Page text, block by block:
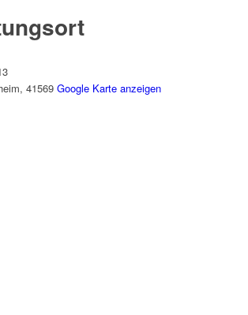
, 41569 Google Karte anzeigen